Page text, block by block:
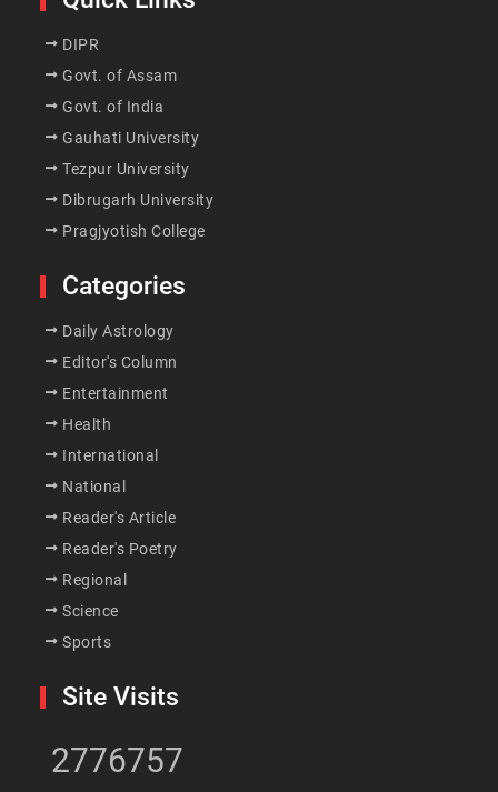
DIPR
Govt. of Assam
Govt. of India
Gauhati University
Tezpur University
Dibrugarh University
Pragjyotish College
Categories
Daily Astrology
Editor's Column
Entertainment
Health
International
National
Reader's Article
Reader's Poetry
Regional
Science
Sports
Site Visits
2776757